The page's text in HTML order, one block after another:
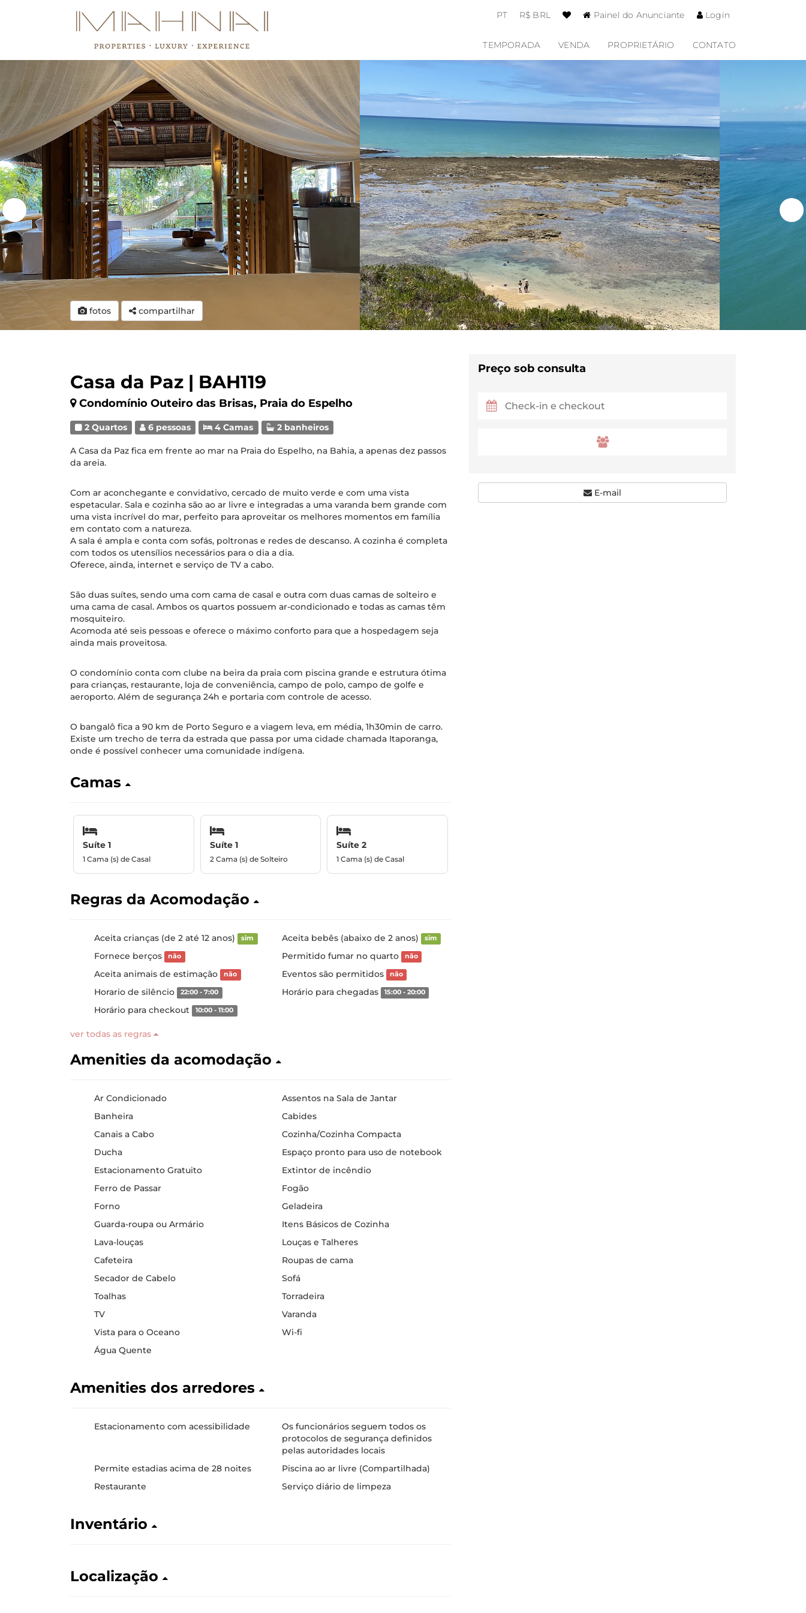
PT R$ BRL Painel do Anunciante Login
TEMPORADA VENDA PROPRIETÁRIO CONTATO
fotos compartilhar
Casa da Paz | BAH119
Condomínio Outeiro das Brisas, Praia do Espelho
2 Quartos 6 pessoas 4 Camas 2 banheiros
A Casa da Paz fica em frente ao mar na Praia do Espelho, na Bahia, a apenas dez passos
da areia.
Com ar aconchegante e convidativo, cercado de muito verde e com uma vista
espetacular. Sala e cozinha são ao ar livre e integradas a uma varanda bem grande com
uma vista incrível do mar, perfeito para aproveitar os melhores momentos em família
em contato com a natureza.
A sala é ampla e conta com sofás, poltronas e redes de descanso. A cozinha é completa
com todos os utensílios necessários para o dia a dia.
Oferece, ainda, internet e serviço de TV a cabo.
São duas suítes, sendo uma com cama de casal e outra com duas camas de solteiro e
uma cama de casal. Ambos os quartos possuem ar-condicionado e todas as camas têm
mosquiteiro.
Acomoda até seis pessoas e oferece o máximo conforto para que a hospedagem seja
ainda mais proveitosa.
O condomínio conta com clube na beira da praia com piscina grande e estrutura ótima
para crianças, restaurante, loja de conveniência, campo de polo, campo de golfe e
aeroporto. Além de segurança 24h e portaria com controle de acesso.
O bangalô fica a 90 km de Porto Seguro e a viagem leva, em média, 1h30min de carro.
Existe um trecho de terra da estrada que passa por uma cidade chamada Itaporanga,
onde é possível conhecer uma comunidade indígena.
Camas
Suíte 1
1 Cama (s) de Casal
Suíte 1
2 Cama (s) de Solteiro
Suíte 2
1 Cama (s) de Casal
Regras da Acomodação
Aceita crianças (de 2 até 12 anos) sim Aceita bebês (abaixo de 2 anos) sim
Fornece berços não Permitido fumar no quarto não
Aceita animais de estimação não Eventos são permitidos não
Horario de silêncio 22:00 - 7:00 Horário para chegadas 15:00 - 20:00
Horário para checkout 10:00 - 11:00
ver todas as regras
Amenities da acomodação
Ar Condicionado
Assentos na Sala de Jantar
Banheira
Cabides
Canais a Cabo
Cozinha/Cozinha Compacta
Ducha
Espaço pronto para uso de notebook
Estacionamento Gratuito
Extintor de incêndio
Ferro de Passar
Fogão
Forno
Geladeira
Guarda-roupa ou Armário
Itens Básicos de Cozinha
Lava-louças
Louças e Talheres
Cafeteira
Roupas de cama
Secador de Cabelo
Sofá
Toalhas
Torradeira
TV
Varanda
Vista para o Oceano
Wi-fi
Água Quente
Amenities dos arredores
Estacionamento com acessibilidade
Os funcionários seguem todos os
protocolos de segurança definidos
pelas autoridades locais
Permite estadias acima de 28 noites
Piscina ao ar livre (Compartilhada)
Restaurante
Serviço diário de limpeza
Inventário
Localização
Preço sob consulta
E-mail